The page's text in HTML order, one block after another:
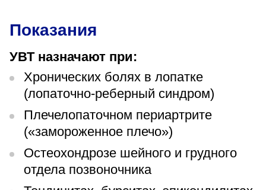
Версия для слабовидящих
Показания
УВТ назначают при:
Хронических болях в лопатке
(лопаточно-реберный синдром)
Плечелопаточном периартрите
(«замороженное плечо»)
Остеохондрозе шейного и грудного
отдела позвоночника